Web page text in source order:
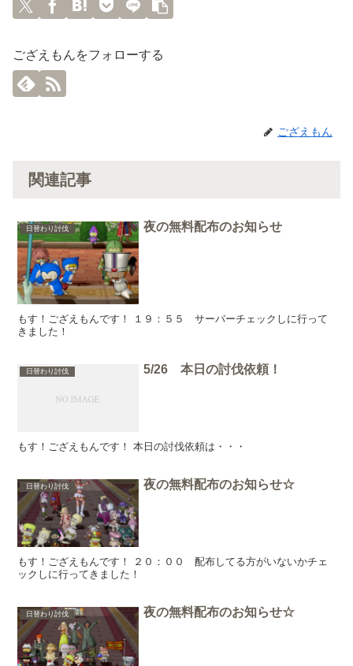
ござえもんをフォローする
ござえもん
関連記事
日替わり討伐 夜の無料配布のお知らせ
もす！ござえもんです！ １９：５５ サーバーチェックしに行って
きました！
日替わり討伐 5/26 本日の討伐依頼！
もす！ござえもんです！ 本日の討伐依頼は・・・
日替わり討伐 夜の無料配布のお知らせ☆
もす！ござえもんです！ ２０：００ 配布してる方がいないかチェ
ックしに行ってきました！
日替わり討伐 夜の無料配布のお知らせ☆